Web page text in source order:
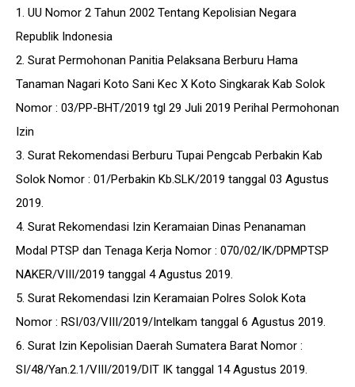
1. UU Nomor 2 Tahun 2002 Tentang Kepolisian Negara
Republik Indonesia
2. Surat Permohonan Panitia Pelaksana Berburu Hama
Tanaman Nagari Koto Sani Kec X Koto Singkarak Kab Solok
Nomor : 03/PP-BHT/2019 tgl 29 Juli 2019 Perihal Permohonan
Izin
3. Surat Rekomendasi Berburu Tupai Pengcab Perbakin Kab
Solok Nomor : 01/Perbakin Kb.SLK/2019 tanggal 03 Agustus
2019.
4. Surat Rekomendasi Izin Keramaian Dinas Penanaman
Modal PTSP dan Tenaga Kerja Nomor : 070/02/IK/DPMPTSP
NAKER/VIII/2019 tanggal 4 Agustus 2019.
5. Surat Rekomendasi Izin Keramaian Polres Solok Kota
Nomor : RSI/03/VIII/2019/Intelkam tanggal 6 Agustus 2019.
6. Surat Izin Kepolisian Daerah Sumatera Barat Nomor :
SI/48/Yan.2.1/VIII/2019/DIT IK tanggal 14 Agustus 2019.